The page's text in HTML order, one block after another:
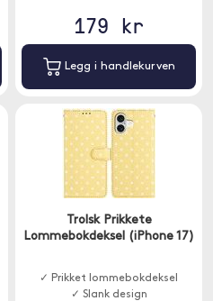
179 kr
Legg i handlekurven
Trolsk Prikkete
Lommebokdeksel (iPhone 17)
✓ Prikket lommebokdeksel
✓ Slank design